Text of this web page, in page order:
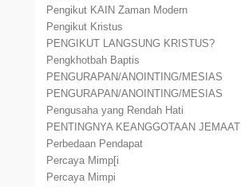
Pengikut KAIN Zaman Modern
Pengikut Kristus
PENGIKUT LANGSUNG KRISTUS?
Pengkhotbah Baptis
PENGURAPAN/ANOINTING/MESIAS
PENGURAPAN/ANOINTING/MESIAS
Pengusaha yang Rendah Hati
PENTINGNYA KEANGGOTAAN JEMAAT
Perbedaan Pendapat
Percaya Mimp[i
Percaya Mimpi